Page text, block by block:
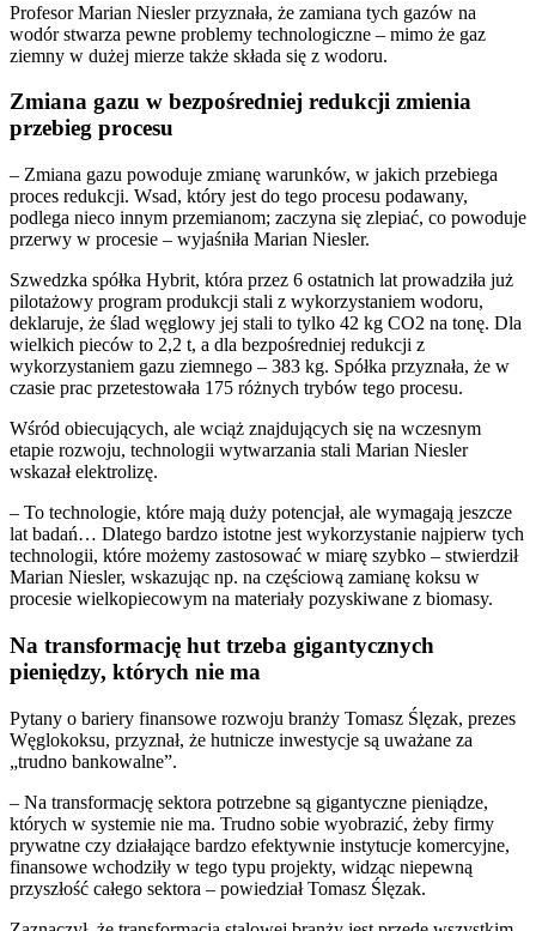
Profesor Marian Niesler przyznała, że zamiana tych gazów na
wodór stwarza pewne problemy technologiczne – mimo że gaz
ziemny w dużej mierze także składa się z wodoru.
Zmiana gazu w bezpośredniej redukcji zmienia
przebieg procesu
– Zmiana gazu powoduje zmianę warunków, w jakich przebiega
proces redukcji. Wsad, który jest do tego procesu podawany,
podlega nieco innym przemianom; zaczyna się zlepiać, co powoduje
przerwy w procesie – wyjaśniła Marian Niesler.
Szwedzka spółka Hybrit, która przez 6 ostatnich lat prowadziła już
pilotażowy program produkcji stali z wykorzystaniem wodoru,
deklaruje, że ślad węglowy jej stali to tylko 42 kg CO2 na tonę. Dla
wielkich pieców to 2,2 t, a dla bezpośredniej redukcji z
wykorzystaniem gazu ziemnego – 383 kg. Spółka przyznała, że w
czasie prac przetestowała 175 różnych trybów tego procesu.
Wśród obiecujących, ale wciąż znajdujących się na wczesnym
etapie rozwoju, technologii wytwarzania stali Marian Niesler
wskazał elektrolizę.
– To technologie, które mają duży potencjał, ale wymagają jeszcze
lat badań… Dlatego bardzo istotne jest wykorzystanie najpierw tych
technologii, które możemy zastosować w miarę szybko – stwierdził
Marian Niesler, wskazując np. na częściową zamianę koksu w
procesie wielkopiecowym na materiały pozyskiwane z biomasy.
Na transformację hut trzeba gigantycznych
pieniędzy, których nie ma
Pytany o bariery finansowe rozwoju branży Tomasz Ślęzak, prezes
Węglokoksu, przyznał, że hutnicze inwestycje są uważane za
„trudno bankowalne”.
– Na transformację sektora potrzebne są gigantyczne pieniądze,
których w systemie nie ma. Trudno sobie wyobrazić, żeby firmy
prywatne czy działające bardzo efektywnie instytucje komercyjne,
finansowe wchodziły w tego typu projekty, widząc niepewną
przyszłość całego sektora – powiedział Tomasz Ślęzak.